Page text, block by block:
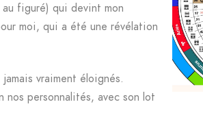
figuré) qui devint mon
moi, qui a été une révélation
vraiment éloignés.
nos personnalités, avec son lot